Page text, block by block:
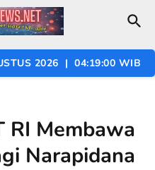
2026 | 04:19:02 WIB
RI Membawa
Narapidana